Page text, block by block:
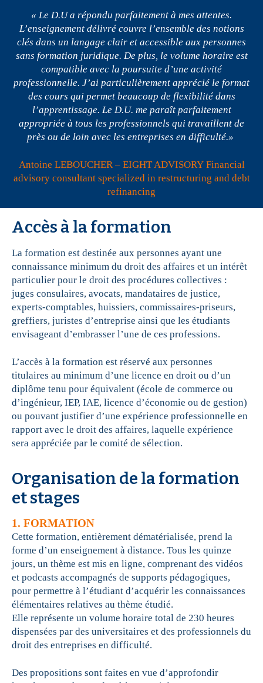
« Le D.U a répondu parfaitement à mes attentes.
L’enseignement délivré couvre l’ensemble des notions
clés dans un langage clair et accessible aux personnes
sans formation juridique. De plus, le volume horaire est
compatible avec la poursuite d’une activité
professionnelle. J’ai particulièrement apprécié le format
des cours qui permet beaucoup de flexibilité dans
l’apprentissage. Le D.U. me paraît parfaitement
appropriée à tous les professionnels qui travaillent de
près ou de loin avec les entreprises en difficulté.»
Antoine LEBOUCHER – EIGHT ADVISORY Financial
advisory consultant specialized in restructuring and debt
refinancing
Accès à la formation
La formation est destinée aux personnes ayant une
connaissance minimum du droit des affaires et un intérêt
particulier pour le droit des procédures collectives :
juges consulaires, avocats, mandataires de justice,
experts-comptables, huissiers, commissaires-priseurs,
greffiers, juristes d’entreprise ainsi que les étudiants
envisageant d’embrasser l’une de ces professions.
L’accès à la formation est réservé aux personnes
titulaires au minimum d’une licence en droit ou d’un
diplôme tenu pour équivalent (école de commerce ou
d’ingénieur, IEP, IAE, licence d’économie ou de gestion)
ou pouvant justifier d’une expérience professionnelle en
rapport avec le droit des affaires, laquelle expérience
sera appréciée par le comité de sélection.
Organisation de la formation
et stages
1. FORMATION
Cette formation, entièrement dématérialisée, prend la
forme d’un enseignement à distance. Tous les quinze
jours, un thème est mis en ligne, comprenant des vidéos
et podcasts accompagnés de supports pédagogiques,
pour permettre à l’étudiant d’acquérir les connaissances
élémentaires relatives au thème étudié.
Elle représente un volume horaire total de 230 heures
dispensées par des universitaires et des professionnels du
droit des entreprises en difficulté.
Des propositions sont faites en vue d’approfondir